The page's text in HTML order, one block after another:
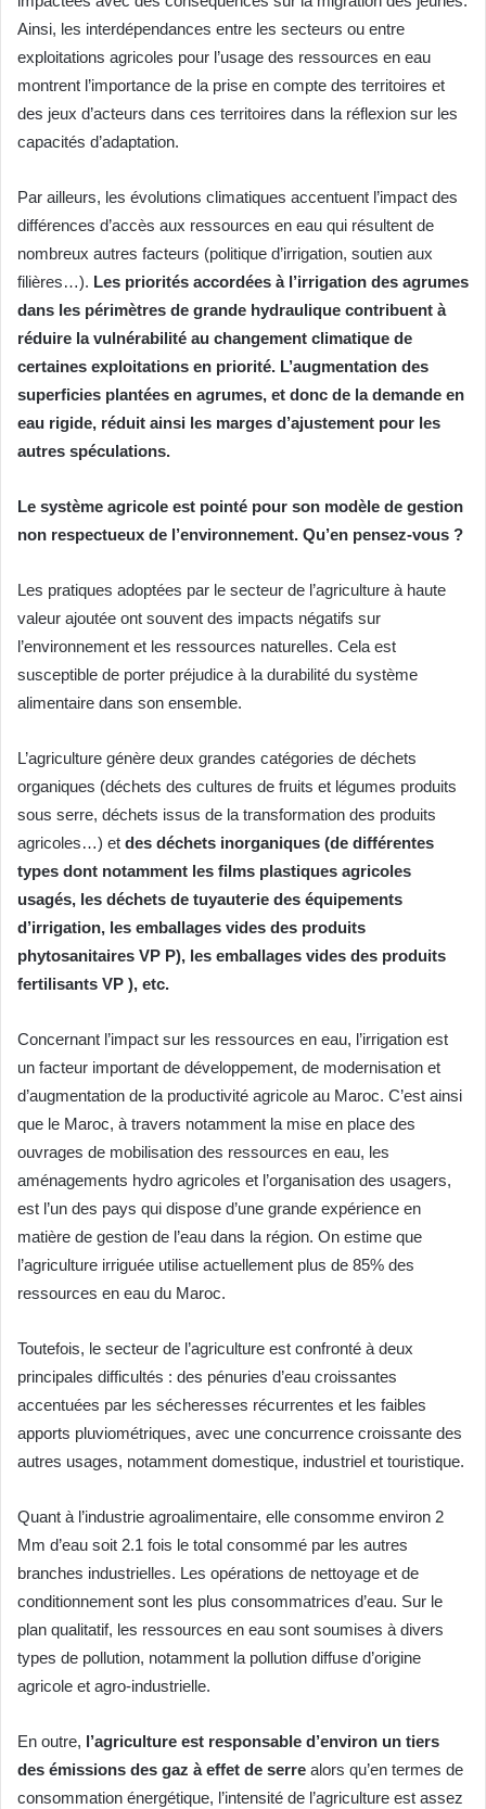
Ainsi, les interdépendances entre les secteurs ou entre
exploitations agricoles pour l’usage des ressources en eau
montrent l’importance de la prise en compte des territoires et
des jeux d’acteurs dans ces territoires dans la réflexion sur les
capacités d’adaptation.
Par ailleurs, les évolutions climatiques accentuent l’impact des
différences d’accès aux ressources en eau qui résultent de
nombreux autres facteurs (politique d’irrigation, soutien aux
filières…). Les priorités accordées à l’irrigation des agrumes
dans les périmètres de grande hydraulique contribuent à
réduire la vulnérabilité au changement climatique de
certaines exploitations en priorité. L’augmentation des
superficies plantées en agrumes, et donc de la demande en
eau rigide, réduit ainsi les marges d’ajustement pour les
autres spéculations.
Le système agricole est pointé pour son modèle de gestion
non respectueux de l’environnement. Qu’en pensez-vous ?
Les pratiques adoptées par le secteur de l’agriculture à haute
valeur ajoutée ont souvent des impacts négatifs sur
l’environnement et les ressources naturelles. Cela est
susceptible de porter préjudice à la durabilité du système
alimentaire dans son ensemble.
L’agriculture génère deux grandes catégories de déchets
organiques (déchets des cultures de fruits et légumes produits
sous serre, déchets issus de la transformation des produits
agricoles…) et des déchets inorganiques (de différentes
types dont notamment les films plastiques agricoles
usagés, les déchets de tuyauterie des équipements
d’irrigation, les emballages vides des produits
phytosanitaires VP P), les emballages vides des produits
fertilisants VP ), etc.
Concernant l’impact sur les ressources en eau, l’irrigation est
un facteur important de développement, de modernisation et
d’augmentation de la productivité agricole au Maroc. C’est ainsi
que le Maroc, à travers notamment la mise en place des
ouvrages de mobilisation des ressources en eau, les
aménagements hydro agricoles et l’organisation des usagers,
est l’un des pays qui dispose d’une grande expérience en
matière de gestion de l’eau dans la région. On estime que
l’agriculture irriguée utilise actuellement plus de 85% des
ressources en eau du Maroc.
Toutefois, le secteur de l’agriculture est confronté à deux
principales difficultés : des pénuries d’eau croissantes
accentuées par les sécheresses récurrentes et les faibles
apports pluviométriques, avec une concurrence croissante des
autres usages, notamment domestique, industriel et touristique.
Quant à l’industrie agroalimentaire, elle consomme environ 2
Mm d’eau soit 2.1 fois le total consommé par les autres
branches industrielles. Les opérations de nettoyage et de
conditionnement sont les plus consommatrices d’eau. Sur le
plan qualitatif, les ressources en eau sont soumises à divers
types de pollution, notamment la pollution diffuse d’origine
agricole et agro-industrielle.
En outre, l’agriculture est responsable d’environ un tiers
des émissions des gaz à effet de serre alors qu’en termes de
consommation énergétique, l’intensité de l’agriculture est assez